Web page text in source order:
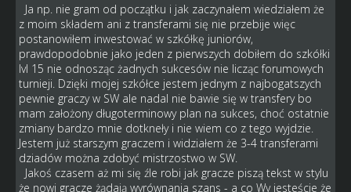
Ja np. nie gram od początku i jak zaczynałem wiedziałem że
z moim składem ani z transferami się nie przebije więc
postanowiłem inwestować w szkółkę juniorów,
prawdopodobnie jako jeden z pierwszych dobiłem do szkółki
lvl 15 nie odnosząc żadnych sukcesów nie licząc forumowych
turnieji. Dzięki mojej szkółce jestem jednym z najbogatszych
pewnie graczy w SW ale nadal nie bawie się w transfery bo
mam założony długoterminowy plan na sukces, choć ostatnie
zmiany bardzo mnie dotkneły i nie wiem co z tego wyjdzie.
Jestem już starszym graczem i widziałem że 3-4 transferami
dziadów można zdobyć mistrzostwo w SW.
Jakoś czasem aż mi się źle robi jak gracze piszą tekst w stylu
że nowi gracze żądają wyrównania szans - a co Wy jesteście że